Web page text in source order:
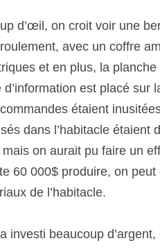
d’œil, on croit voir une
avec un coffre
et en plus, la
d’information est placé
étaient
dans l’habitacle
on aurait pu faire un
60 000$ produire, on
de l’habitacle.
investi beaucoup